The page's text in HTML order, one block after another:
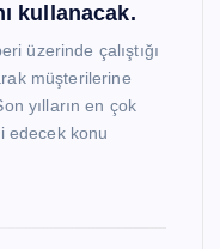
kullanacak.
üzerinde çalıştığı
müşterilerine
yılların en çok
edecek konu